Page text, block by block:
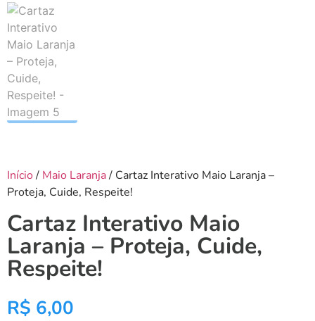
Início/ Maio Laranja/ Cartaz Interativo Maio Laranja –
Proteja, Cuide, Respeite!
Cartaz Interativo Maio
Laranja – Proteja, Cuide,
Respeite!
R$ 6,00